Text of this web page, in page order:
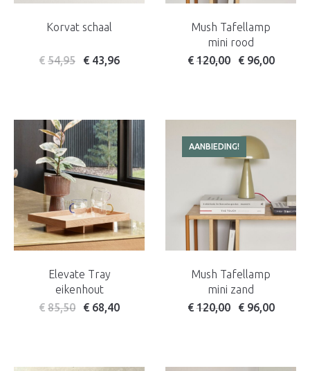
Korvat schaal
€ 54,95 € 43,96
Mush Tafellamp
mini rood
Oorspronkelijke prijs
€ 120,00Huidige prijs is:
€ 96,00
Elevate Tray
eikenhout
€ 85,50 € 68,40
AANBIEDING!
Mush Tafellamp
mini zand
Oorspronkelijke prijs
€ 120,00Huidige prijs is:
€ 96,00